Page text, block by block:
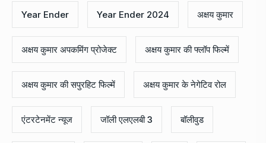
Year Ender Year Ender 2024 अक्षय कुमार
अक्षय कुमार अपकमिंग प्रोजेक्ट अक्षय कुमार की फ्लॉप फिल्में
अक्षय कुमार की सपुरहिट फिल्में अक्षय कुमार के नेगेटिव रोल
एंटरटेनमेंट न्यूज जॉली एलएलबी 3 बॉलीवुड